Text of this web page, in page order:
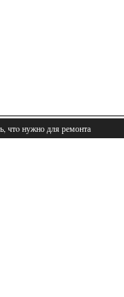
чтο нужно для ремонта